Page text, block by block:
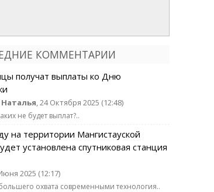
КОММЕНТАРИИ
получат выплаты ко Дню
, 24 Октября 2025 (12:48)
не будет выплат?..
на территории Мангистауской
установлена спутниковая станция
2025 (12:17)
охвата современными технология..